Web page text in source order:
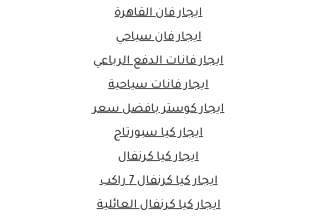
ايجار فان القاهرة
ايجار فان سياحي
ايجار فانات الدفع الرباعي
ايجار فانات سياحية
ايجار كوستر بافضل سعر
ايجار كيا سبورتاج
ايجار كيا كرنفال
ايجار كيا كرنفال 7 راكب
ايجار كيا كرنفال العائلية